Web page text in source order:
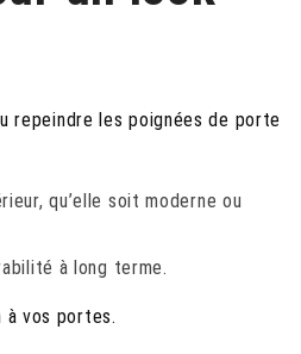
repeindre les poignées de porte
qu’elle soit moderne ou
à long terme.
vos portes.